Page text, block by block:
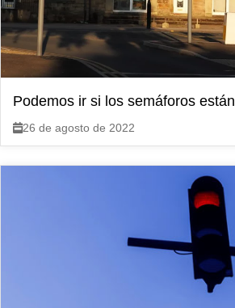
Podemos ir si los semáforos están
26 de agosto de 2022